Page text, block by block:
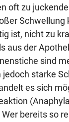
oft zu
Schwellung
ist, nicht zu
aus der
sind
starke
es sich
bereits so